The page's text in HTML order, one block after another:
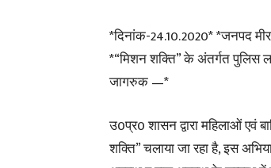
*दिनांक-24.10.2020* *जनपद
*“मिशन शक्ति” के अंतर्गत पुलिस
जागरुक —*
उ0प्र0 शासन द्वारा महिलाओं एवं
शक्ति” चलाया जा रहा है, इस